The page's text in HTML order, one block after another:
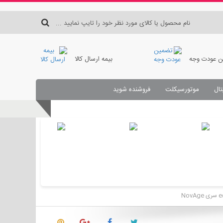
عودت وجه بیمه ارسال کالا
موتورسیکلت
فروشنده شوید